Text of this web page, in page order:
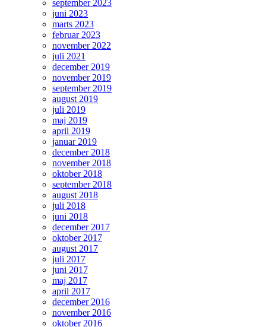
september 2023
juni 2023
marts 2023
februar 2023
november 2022
juli 2021
december 2019
november 2019
september 2019
august 2019
juli 2019
maj 2019
april 2019
januar 2019
december 2018
november 2018
oktober 2018
september 2018
august 2018
juli 2018
juni 2018
december 2017
oktober 2017
august 2017
juli 2017
juni 2017
maj 2017
april 2017
december 2016
november 2016
oktober 2016